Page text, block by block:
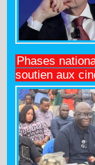
Phases
soutien aux